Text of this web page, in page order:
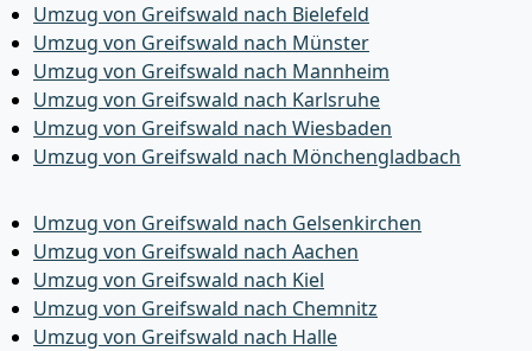
Umzug von Greifswald nach Bielefeld
Umzug von Greifswald nach Münster
Umzug von Greifswald nach Mannheim
Umzug von Greifswald nach Karlsruhe
Umzug von Greifswald nach Wiesbaden
Umzug von Greifswald nach Mönchen­gladbach
Umzug von Greifswald nach Gelsenkirchen
Umzug von Greifswald nach Aachen
Umzug von Greifswald nach Kiel
Umzug von Greifswald nach Chemnitz
Umzug von Greifswald nach Halle